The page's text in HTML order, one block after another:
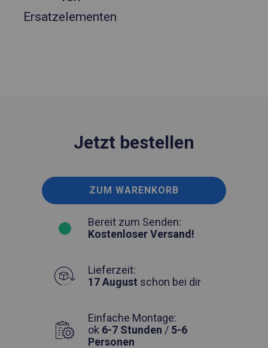
Ersatzelementen
Jetzt bestellen
ZUM WARENKORB
Bereit zum Senden:
Kostenloser Versand!
Lieferzeit:
17 August schon bei dir
Einfache Montage:
ok 6-7 Stunden / 5-6
Personen